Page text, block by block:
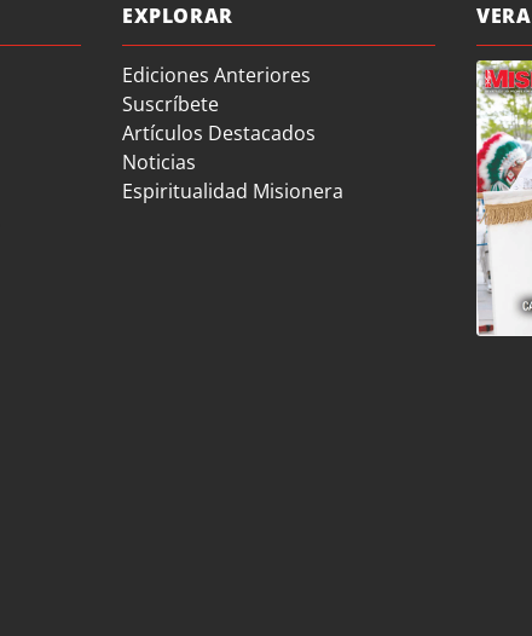
EXPLORAR
Ediciones Anteriores
Suscríbete
Artículos Destacados
Noticias
Espiritualidad Misionera